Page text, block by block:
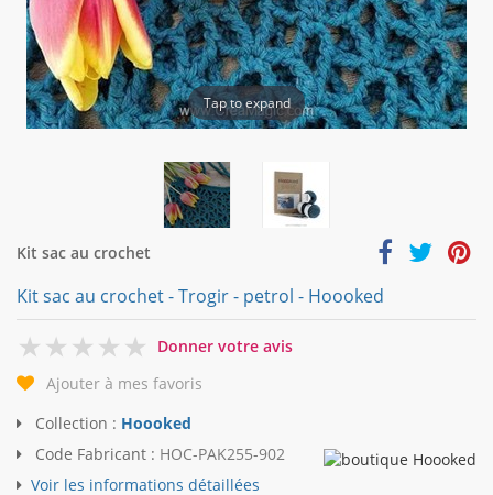
Tap to expand
Kit sac au crochet
Kit sac au crochet - Trogir - petrol - Hoooked
0
Donner votre avis
Ajouter à mes favoris
Collection : Hoooked
Code Fabricant : HOC-PAK255-902
Voir les informations détaillées